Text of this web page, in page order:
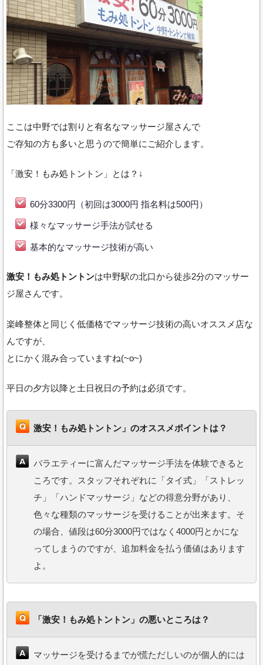
ここは中野では割りと有名なマッサージ屋さんで
ご存知の方も多いと思うので簡単にご紹介します。
「激安！もみ処トントン」とは？↓
60分3300円（初回は3000円 指名料は500円）
様々なマッサージ手法が試せる
基本的なマッサージ技術が高い
激安！もみ処トントンは中野駅の北口から徒歩2分のマッサー
ジ屋さんです。
楽峰整体と同じく低価格でマッサージ技術の高いオススメ店な
んですが、
とにかく混み合っていますね(~o~)
平日の夕方以降と土日祝日の予約は必須です。
激安！もみ処トントン」のオススメポイントは？
バラエティーに富んだマッサージ手法を体験できると
ころです。スタッフそれぞれに「タイ式」「ストレッ
チ」「ハンドマッサージ」などの得意分野があり、
色々な種類のマッサージを受けることが出来ます。そ
の場合、値段は60分3000円ではなく4000円とかにな
ってしまうのですが、追加料金を払う価値はあります
よ。
「激安！もみ処トントン」の悪いところは？
マッサージを受けるまでが慌ただしいのが個人的には